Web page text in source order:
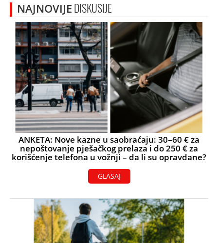
NAJNOVIJE DISKUSIJE
ANKETA: Nove kazne u saobraćaju: 30–60 € za
nepoštovanje pješačkog prelaza i do 250 € za
korišćenje telefona u vožnji – da li su opravdane?
GLASAJ